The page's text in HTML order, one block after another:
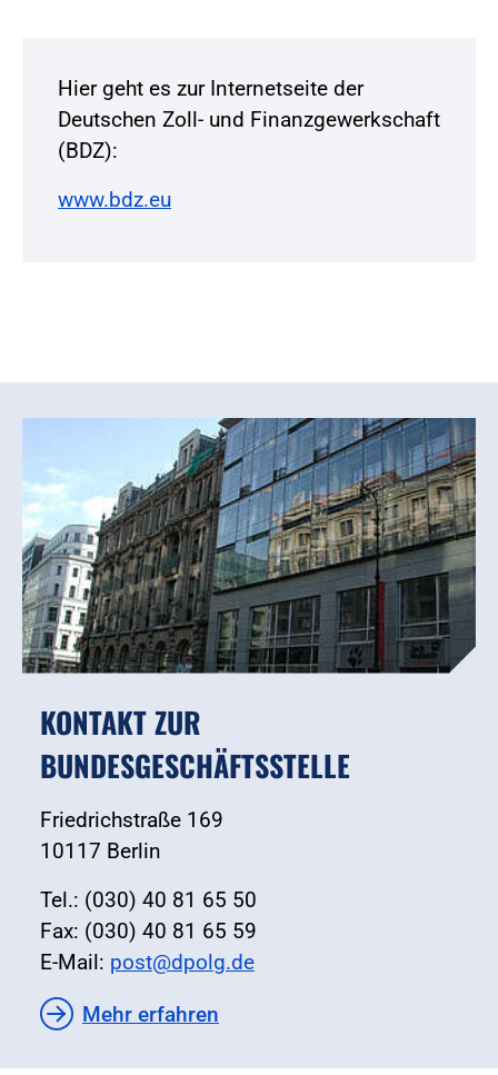
Hier geht es zur Internetseite der
Deutschen Zoll- und Finanzgewerkschaft
(BDZ):
www.bdz.eu
KONTAKT ZUR
BUNDESGESCHÄFTSSTELLE
Friedrichstraße 169
10117 Berlin
Tel.: (030) 40 81 65 50
Fax: (030) 40 81 65 59
E-Mail: post@dpolg.de
Mehr erfahren